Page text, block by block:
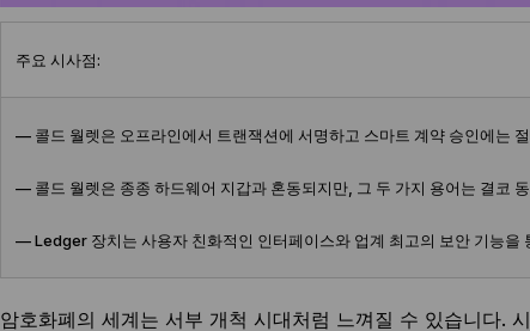
주요 시사점:
— 콜드 월렛은 오프라인에서 트랜잭션에 서명하고 스마트 계약 승인에는
— 콜드 월렛은 종종 하드웨어 지갑과 혼동되지만, 그 두 가지 용어는 결코
— Ledger 장치는 사용자 친화적인 인터페이스와 업계 최고의 보안 기능을
암호화폐의 세계는 서부 개척 시대처럼 느껴질 수 있습니다.